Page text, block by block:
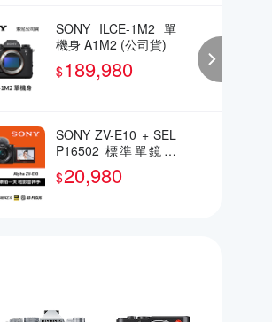
SONY ILCE-1M2 單
機身 A1M2 (公司貨)
$189,980
SONY ZV-E10 + SEL
P16502 標準單鏡組
(公司貨)
$20,980